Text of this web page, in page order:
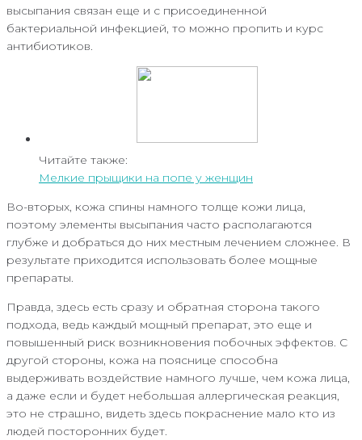
высыпания связан еще и с присоединенной
бактериальной инфекцией, то можно пропить и курс
антибиотиков.
Читайте также:
Мелкие прыщики на попе у женщин
Во-вторых, кожа спины намного толще кожи лица,
поэтому элементы высыпания часто располагаются
глубже и добраться до них местным лечением сложнее. В
результате приходится использовать более мощные
препараты.
Правда, здесь есть сразу и обратная сторона такого
подхода, ведь каждый мощный препарат, это еще и
повышенный риск возникновения побочных эффектов. С
другой стороны, кожа на пояснице способна
выдерживать воздействие намного лучше, чем кожа лица,
а даже если и будет небольшая аллергическая реакция,
это не страшно, видеть здесь покраснение мало кто из
людей посторонних будет.